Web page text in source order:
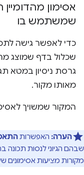
אסימון
שמשתמש בו
כדי לאפשר גישה
שכלול בדף שמוצג
מאותו מקור.
המקור שמשויך
הערה: האפשרות
שבהם הגיוני לנסות תכונה
מקורות מציעות אסימונים